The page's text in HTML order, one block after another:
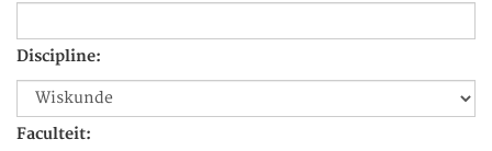
Discipline:
Faculteit: